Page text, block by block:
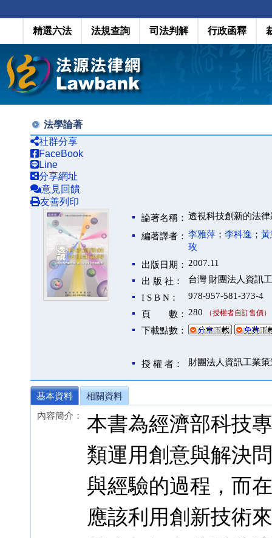
精選六法 法規查詢 司法判解 行政函釋
法學論著
社群分享
FaceBook
Line
分享網址
意見回饋
友善列印
論著名稱： 透視科技創新的法
編著譯者： 李雅萍 ； 李科逸 ； 黃
玫
出版日期： 2007.11
出 版 社：
台灣 財團法人資訊
I S B N：
978-957-581-373-4
頁 數： 280 （授權者自訂售價）
下載點數：
授 權 者： 財團法人資訊工業
基本資料
相關資料
內容簡介：
本書為經濟部科技
類運用創意與解決
與經驗的過程，而
應該利用創新技術